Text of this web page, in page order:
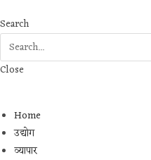
Search
Close
Home
उद्योग
व्यापार